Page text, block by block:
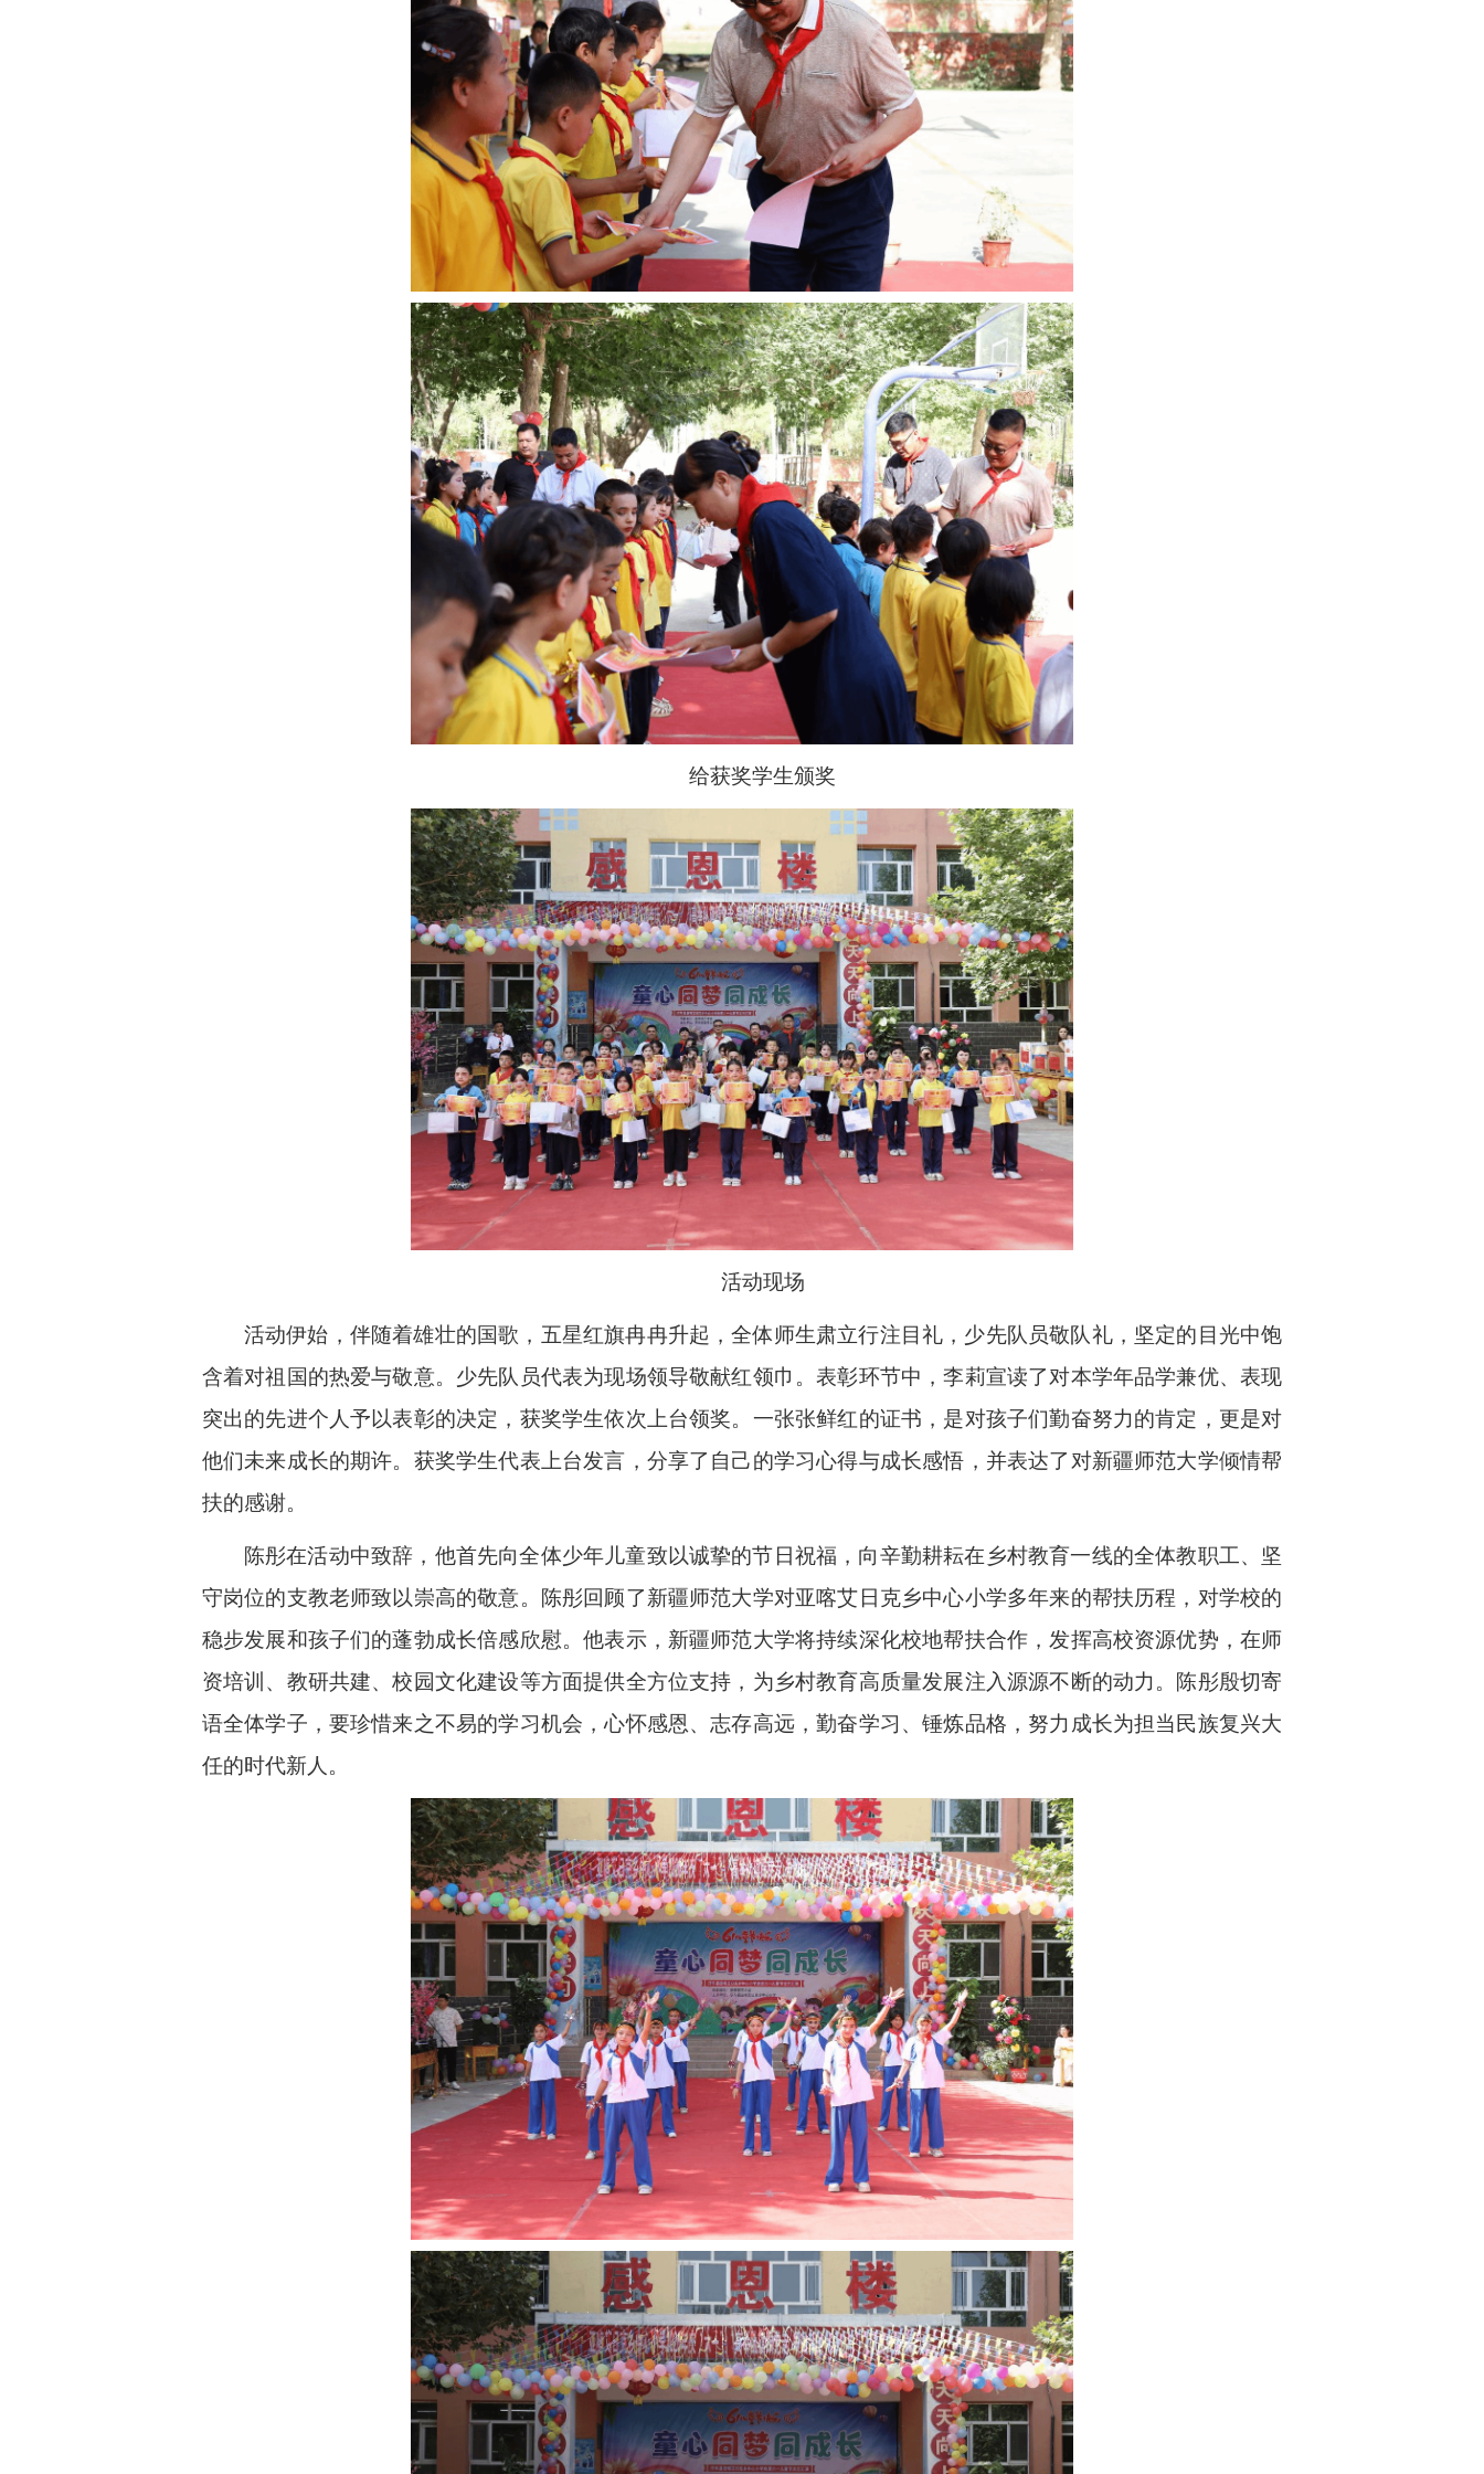
给获奖学生颁奖
活动现场
活动伊始，伴随着雄壮的国歌，五星红旗冉冉升起，全体师生肃立行注目礼，少先队员敬队礼，坚定的目光中饱
含着对祖国的热爱与敬意。少先队员代表为现场领导敬献红领巾。表彰环节中，李莉宣读了对本学年品学兼优、表现
突出的先进个人予以表彰的决定，获奖学生依次上台领奖。一张张鲜红的证书，是对孩子们勤奋努力的肯定，更是对
他们未来成长的期许。获奖学生代表上台发言，分享了自己的学习心得与成长感悟，并表达了对新疆师范大学倾情帮
扶的感谢。
陈彤在活动中致辞，他首先向全体少年儿童致以诚挚的节日祝福，向辛勤耕耘在乡村教育一线的全体教职工、坚
守岗位的支教老师致以崇高的敬意。陈彤回顾了新疆师范大学对亚喀艾日克乡中心小学多年来的帮扶历程，对学校的
稳步发展和孩子们的蓬勃成长倍感欣慰。他表示，新疆师范大学将持续深化校地帮扶合作，发挥高校资源优势，在师
资培训、教研共建、校园文化建设等方面提供全方位支持，为乡村教育高质量发展注入源源不断的动力。陈彤殷切寄
语全体学子，要珍惜来之不易的学习机会，心怀感恩、志存高远，勤奋学习、锤炼品格，努力成长为担当民族复兴大
任的时代新人。